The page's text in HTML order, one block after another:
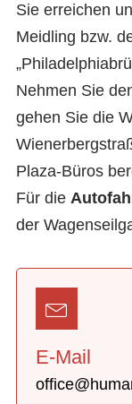
Sie erreichen
Meidling bzw.
Nehmen Sie
gehen Sie die
Plaza-Büros
Für die
der
E-Mail